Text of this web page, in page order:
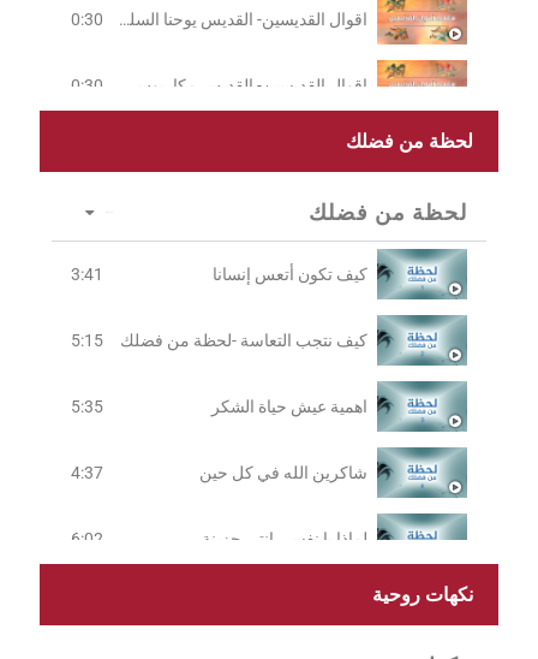
اقوال القديسين- القديس يوحنا السلمي 0:30
0:30
لحظة من فضلك
لحظة من فضلك
كيف تكون أتعس إنسانا 3:41
كيف نتجب التعاسة -لحظة من فضلك 5:15
اهمية عيش حياة الشكر 5:35
شاكرين الله في كل حين 4:37
لماذا يا نفسي انتي حزينة 6:02
نكهات روحية